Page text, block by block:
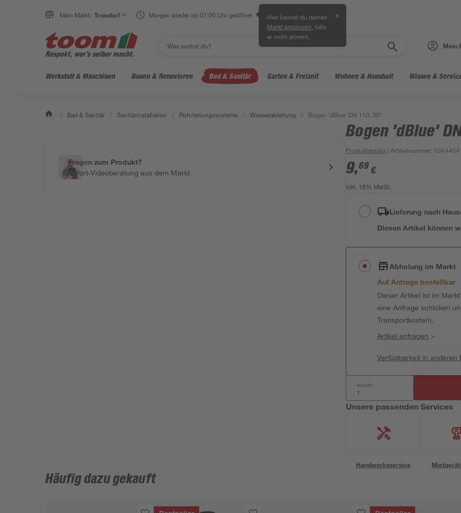
Mein Markt: Troisdorf Morgen wieder ab 07:00 Uhr geöffnet Hier kannst du deinen
Markt anpassen , falls
er nicht stimmt.
✕
Mein
Werkstatt & Maschinen Bauen & Renovieren Bad & Sanitär Garten & Freizeit Wohnen & Haushalt Wissen &
/ Bad & Sanitär / Sanitärinstallation / Rohrleitungssysteme / Wasserableitung / Bogen 'dBlue' DN 110, 30°
Fragen zum Produkt?
Sofort-Videoberatung aus dem Markt
Bogen 'dBlue'
Produktdetails | Artikelnummer: 10444541
9,69 €
inkl. 19% MwSt.
Lieferung nach
Diesen Artikel können
Abholung im Markt
Auf Anfrage bestellbar
Dieser Artikel ist im
eine Anfrage schicken
Transportkosten).
Artikel anfragen >
Verfügbarkeit in anderen
Anzahl:
Unsere passenden Services
Handwerksservice
Häufig dazu gekauft